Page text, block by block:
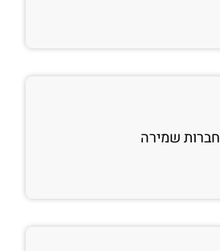
חברות שמירה